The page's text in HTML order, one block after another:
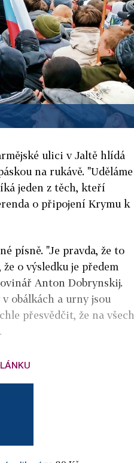
ulici v Jaltě hlídá
na rukávě. "Uděláme
jeden z těch, kteří
o připojení Krymu k
písně. "Je pravda, že to
o výsledku je předem
Anton Dobrynskij.
obálkách a urny jsou
přesvědčit, že na všech